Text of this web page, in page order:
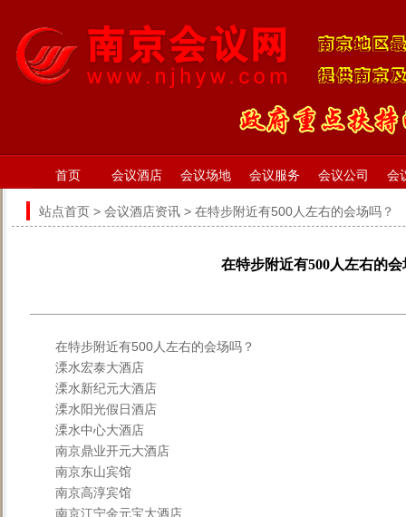
首页 会议酒店 会议场地 会议服务 会议公司 会
站点首页 > 会议酒店资讯 > 在特步附近有500人左右的会场吗？
在特步附近有500人左右的
在特步附近有500人左右的会场吗？
溧水宏泰大酒店
溧水新纪元大酒店
溧水阳光假日酒店
溧水中心大酒店
南京鼎业开元大酒店
南京东山宾馆
南京高淳宾馆
南京江宁金元宝大酒店